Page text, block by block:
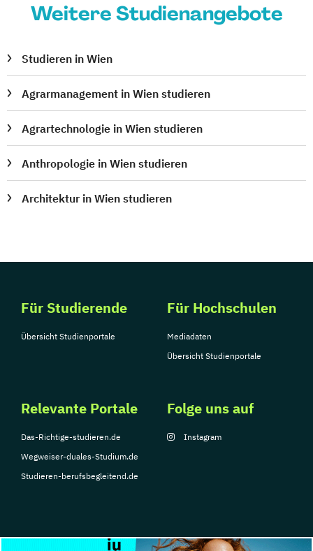
Weitere Studienangebote
Studieren in Wien
Agrarmanagement in Wien studieren
Agrartechnologie in Wien studieren
Anthropologie in Wien studieren
Architektur in Wien studieren
Für Studierende
Übersicht Studienportale
Für Hochschulen
Mediadaten
Übersicht Studienportale
Relevante Portale
Das-Richtige-studieren.de
Wegweiser-duales-Studium.de
Studieren-berufsbegleitend.de
Folge uns auf
Instagram